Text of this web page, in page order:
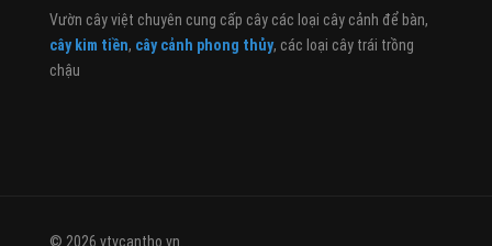
Vườn cây việt chuyên cung cấp cây các loại cây cảnh để bàn,
cây kim tiền, cây cảnh phong thủy, các loại cây trái trồng
chậu
© 2026 vtvcantho.vn. .